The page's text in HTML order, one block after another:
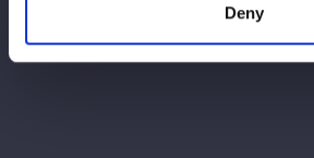
Deny